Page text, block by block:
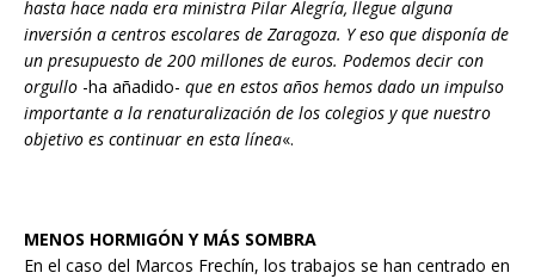
hasta hace nada era ministra Pilar Alegría, llegue alguna
inversión a centros escolares de Zaragoza. Y eso que disponía de
un presupuesto de 200 millones de euros. Podemos decir con
orgullo -ha añadido- que en estos años hemos dado un impulso
importante a la renaturalización de los colegios y que nuestro
objetivo es continuar en esta línea«.
MENOS HORMIGÓN Y MÁS SOMBRA
En el caso del Marcos Frechín, los trabajos se han centrado en